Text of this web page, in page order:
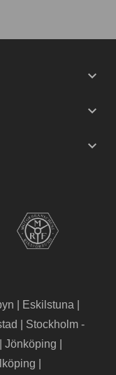



Eskilstuna
Stockholm -
Jönköping